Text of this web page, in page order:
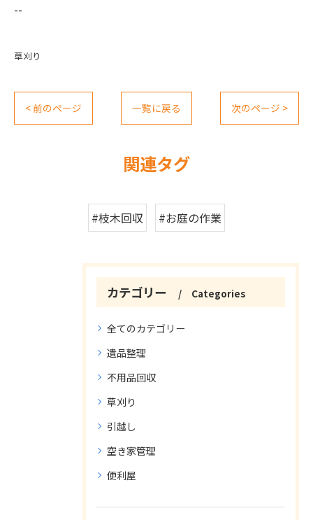
--
草刈り
< 前のページ 一覧に戻る 次のページ >
関連タグ
#枝木回収 #お庭の作業
カテゴリー Categories
全てのカテゴリー
遺品整理
不用品回収
草刈り
引越し
空き家管理
便利屋